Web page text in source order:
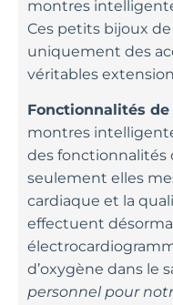
montres
Ces petits bijoux de
uniquement des
véritables
Fonctionnalités
montres
des fonctionnalités
seulement elles
cardiaque et la
effectuent
d’oxygène dans le
personnel pour